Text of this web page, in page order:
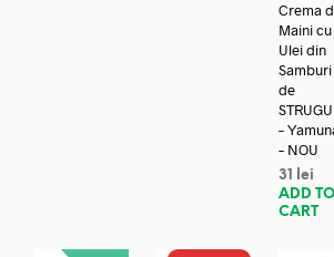
Crema
Maini cu
Ulei din
Samburi
de
–
– NOU
31
lei
ADD TO
CART